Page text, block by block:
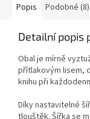
Popis Podobné (8)
Detailní popis
Obal je mírně
přítlakovým lisem,
knihu při
Díky nastavitelné
tlouštěk. Šířka se